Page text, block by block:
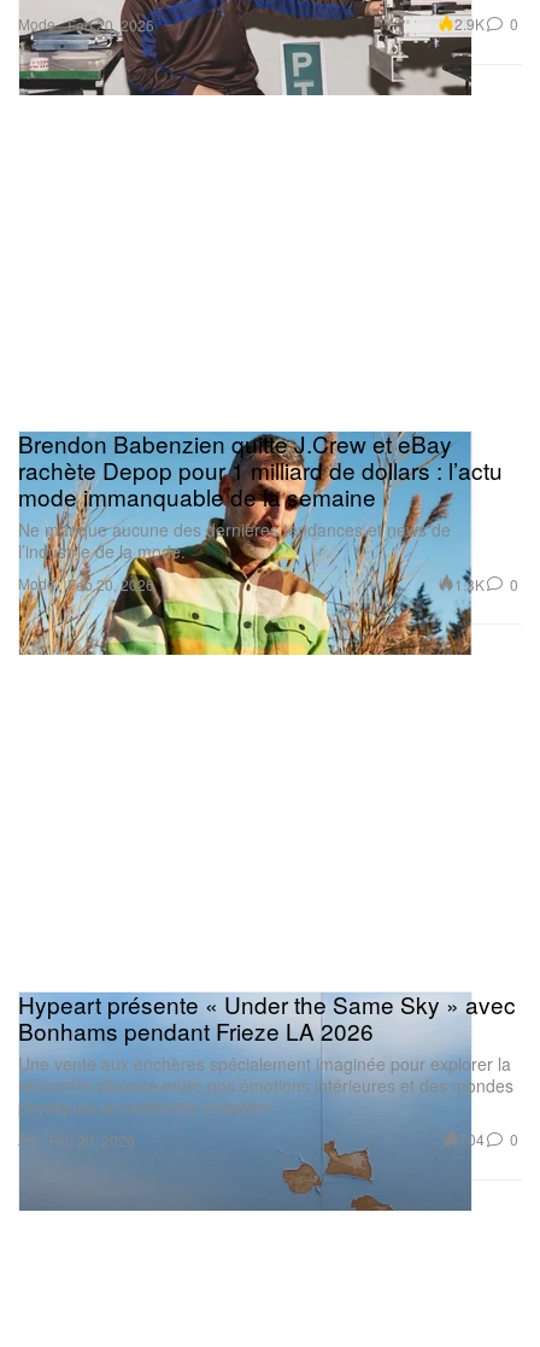
Mode Feb 20, 2026 2.9K 0
Mode
Brendon Babenzien quitte J.Crew et eBay
rachète Depop pour 1 milliard de dollars : l’actu
mode immanquable de la semaine
Ne manque aucune des dernières tendances et news de
l’industrie de la mode.
Feb 20, 2026 1.3K 0
Art
Hypeart présente « Under the Same Sky » avec
Bonhams pendant Frieze LA 2026
Une vente aux enchères spécialement imaginée pour explorer la
rencontre vibrante entre nos émotions intérieures et des mondes
physiques en constante mutation.
Feb 20, 2026 704 0